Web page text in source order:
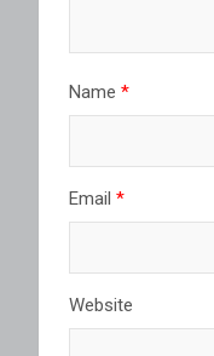
Name *
Email *
Website